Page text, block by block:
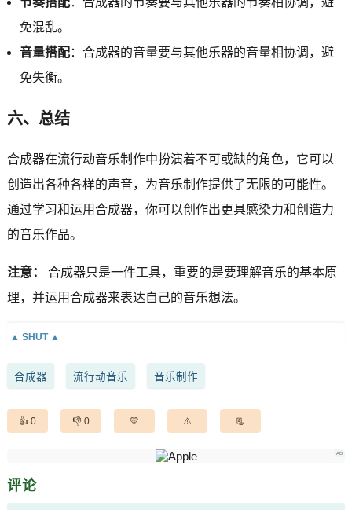
免混乱。
音量搭配：合成器的音量要与其他乐器的音量相协调，避
免失衡。
六、总结
合成器在流行动音乐制作中扮演着不可或缺的角色，它可以
创造出各种各样的声音，为音乐制作提供了无限的可能性。
通过学习和运用合成器，你可以创作出更具感染力和创造力
的音乐作品。
注意：
合成器只是一件工具，重要的是要理解音乐的基本原
理，并运用合成器来表达自己的音乐想法。
合成器 流行动音乐 音乐制作
0 0
评论